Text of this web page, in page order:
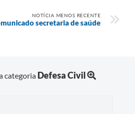
NOTÍCIA MENOS RECENTE
secretaria de saúde
categoria Defesa Civil